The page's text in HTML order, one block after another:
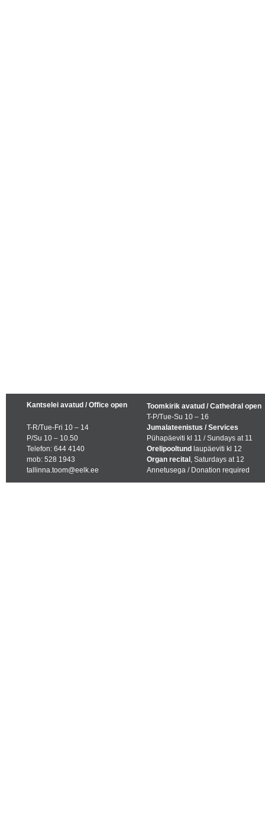
Kantselei avatud / Office open
T-R/Tue-Fri 10 – 14
P/Su 10 – 10.50
Telefon: 644 4140
mob: 528 1943
tallinna.toom@eelk.ee
Toomkirik avatud / Cathedral open
T-P/Tue-Su 10 – 16
Jumalateenistus / Services
Pühapäeviti kl 11 / Sundays at 11
Orelipooltund laupäeviti kl 12
Organ recital , Saturdays at 12
Annetusega / Donation required